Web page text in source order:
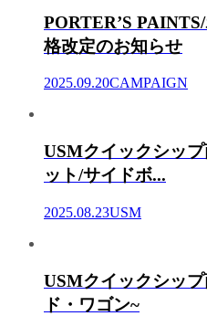
PORTER’S
格改定のお知らせ
2025.09.20CAMPAIGN
USMクイックシッ
ット/サイドボ...
2025.08.23USM
USMクイックシッ
ド・ワゴン~